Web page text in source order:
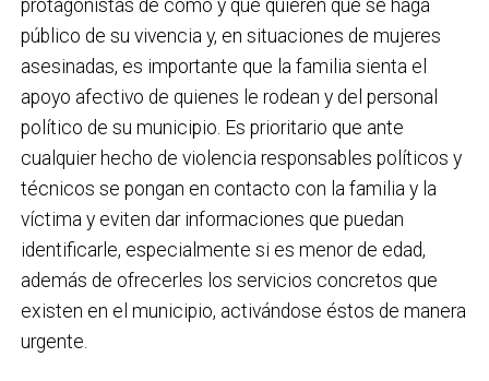
protagonistas de cómo y qué quieren que se haga
público de su vivencia y, en situaciones de mujeres
asesinadas, es importante que la familia sienta el
apoyo afectivo de quienes le rodean y del personal
político de su municipio. Es prioritario que ante
cualquier hecho de violencia responsables políticos y
técnicos se pongan en contacto con la familia y la
víctima y eviten dar informaciones que puedan
identificarle, especialmente si es menor de edad,
además de ofrecerles los servicios concretos que
existen en el municipio, activándose éstos de manera
urgente.